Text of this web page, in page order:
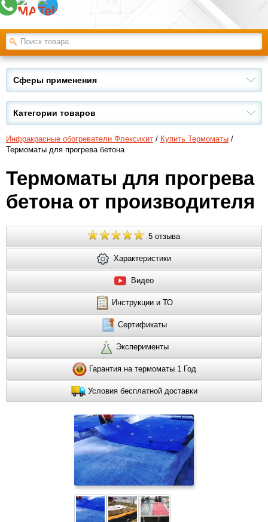
Сферы применения
Категории товаров
Инфракрасные обогреватели Флексихит / Купить Термоматы /
Термоматы для прогрева бетона
Термоматы для прогрева
бетона от производителя
5 отзыва
Характеристики
Видео
Инструкции и ТО
Сертификаты
Эксперименты
Гарантия на термоматы 1 Год
Условия бесплатной доставки